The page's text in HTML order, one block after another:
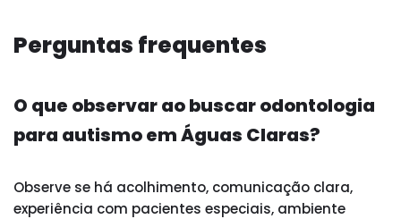
Perguntas frequentes
O que observar ao buscar odontologia
para autismo em Águas Claras?
Observe se há acolhimento, comunicação clara,
experiência com pacientes especiais, ambiente